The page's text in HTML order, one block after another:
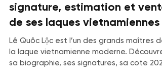
Cabinet Gauchet Art Asiatique
2 juil.
13 min de lecture
Lê Quốc Lộc (1918-1987) : cote,
signature, estimation et vente
de ses laques vietnamiennes